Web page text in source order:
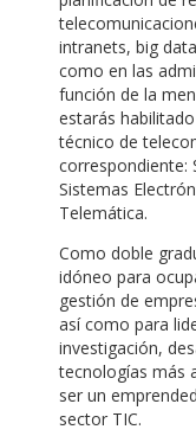
intranets, big
como en las
función de la
estarás
técnico de
correspondiente:
Sistemas
Telemática.
Como doble
idóneo para
gestión de
así como para
investigación,
tecnologías más
ser un
sector TIC.